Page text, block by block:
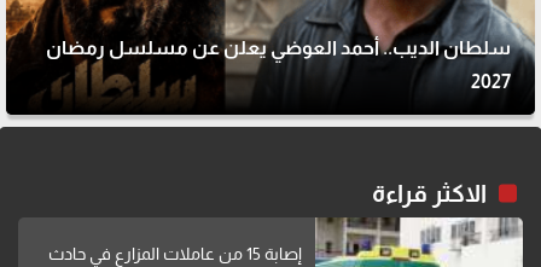
سلطان الديب.. أحمد العوضي يعلن عن مسلسل رمضان
2027
الاكثر قراءة
إصابة 15 من عاملات المزارع في حادث